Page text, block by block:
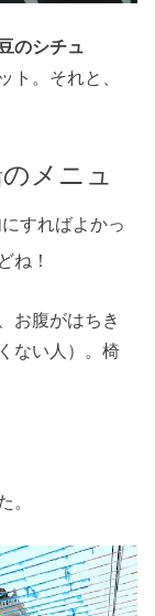
のシチュ
ト。それと、
メニュ
すればよかっ
ね！
お腹がはちき
ない人）。椅
。